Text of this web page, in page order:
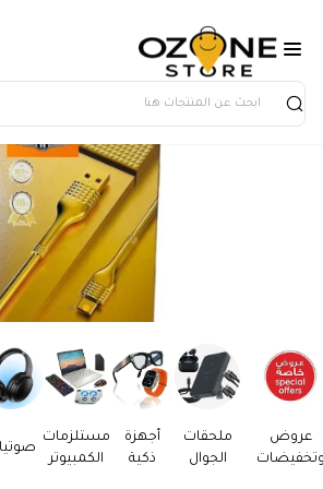
بحث
عروض
ملحقات
الجوال
أجهزة
ذكية
مستلزمات
الكمبيوتر